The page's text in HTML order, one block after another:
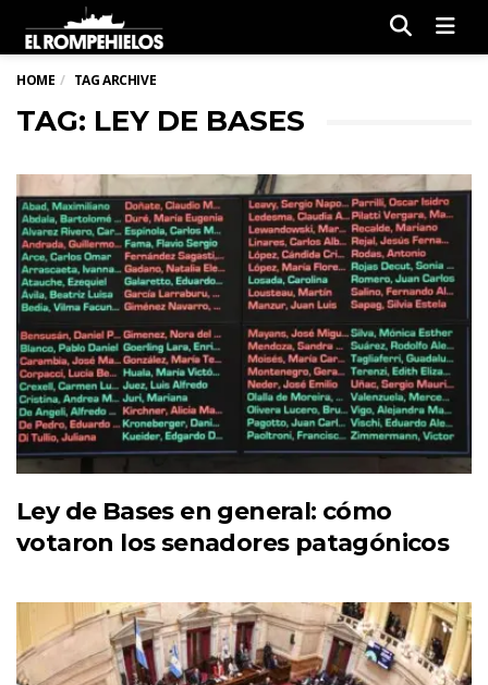
HOME TAG ARCHIVE
TAG: LEY DE BASES
Ley de Bases en general: cómo
votaron los senadores patagónicos